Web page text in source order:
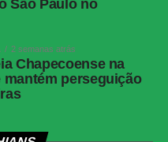
e Cassierra. Técnico:
São Paulo no
2 semanas atrás
Chapecoense na
mantém perseguição